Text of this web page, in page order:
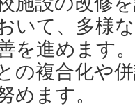
いて、多様
を進めます
の複合化や
めます。